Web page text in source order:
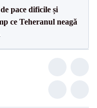
pace dificile și
ce Teheranul neagă